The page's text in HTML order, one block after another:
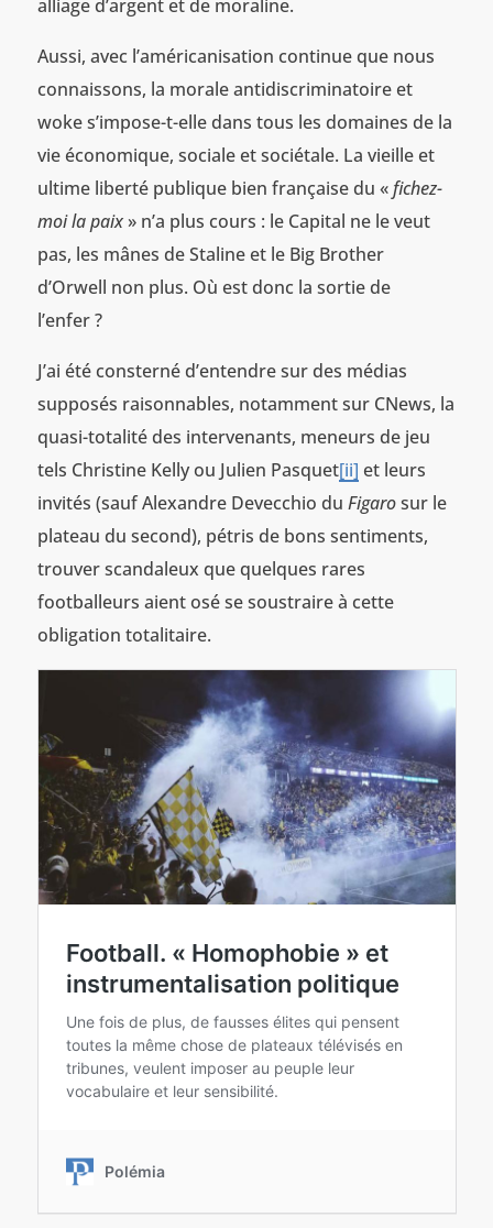
alliage d’argent et de moraline.
Aussi, avec l’américanisation continue que nous
connaissons, la morale antidiscriminatoire et
woke s’impose-t-elle dans tous les domaines de la
vie économique, sociale et sociétale. La vieille et
ultime liberté publique bien française du «fichez-
moi la paix» n’a plus cours : le Capital ne le veut
pas, les mânes de Staline et le Big Brother
d’Orwell non plus. Où est donc la sortie de
l’enfer ?
J’ai été consterné d’entendre sur des médias
supposés raisonnables, notamment sur CNews, la
quasi-totalité des intervenants, meneurs de jeu
tels Christine Kelly ou Julien Pasquet[ii] et leurs
invités (sauf Alexandre Devecchio du Figarosur le
plateau du second), pétris de bons sentiments,
trouver scandaleux que quelques rares
footballeurs aient osé se soustraire à cette
obligation totalitaire.